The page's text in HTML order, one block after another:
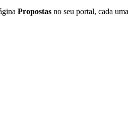
Propostas no seu portal, cada